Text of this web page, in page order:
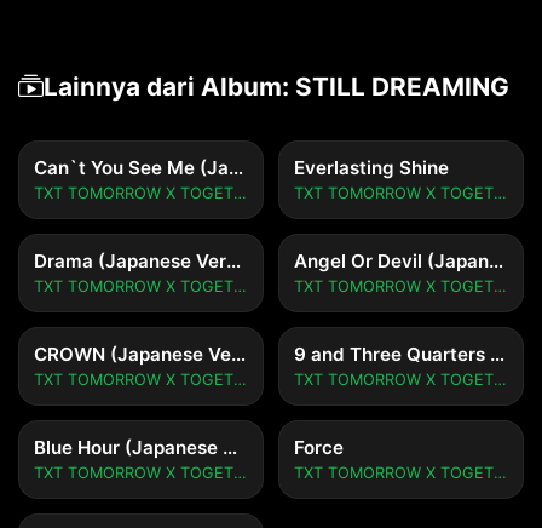
Lainnya dari Album: STILL DREAMING
Can`t You See Me (Japanese Version)
TXT TOMORROW X TOGETHER
Everlasting Shine
TXT TOMORROW X TOGETHER
Drama (Japanese Version)
TXT TOMORROW X TOGETHER
Angel Or Devil (Japanese Version)
TXT TOMORROW X TOGETHER
CROWN (Japanese Version)
TXT TOMORROW X TOGETHER
9 and Three Quarters (Run Away) (Japanese Version)
TXT TOMORROW X TOGETHER
Blue Hour (Japanese Version)
TXT TOMORROW X TOGETHER
Force
TXT TOMORROW X TOGETHER